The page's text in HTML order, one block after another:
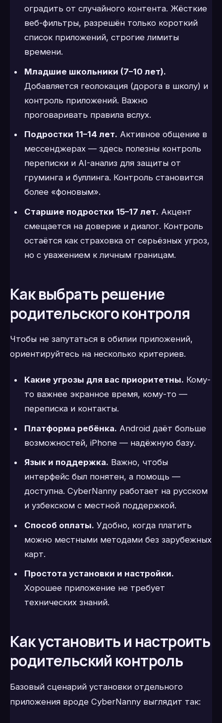
оградить от случайного контента. Жёсткие
веб-фильтры, разрешён только короткий
список приложений, строгие лимиты
времени.
Младшие школьники (7–10 лет).
Добавляется геолокация (дорога в школу) и
контроль приложений. Важно
проговаривать правила вслух.
Подростки 11–14 лет. Активное общение в
мессенджерах — здесь полезны контроль
переписки и AI-анализ для защиты от
груминга и буллинга. Контроль становится
более «фоновым».
Старшие подростки 15–17 лет. Акцент
смещается на доверие и диалог. Контроль
остаётся как страховка от серьёзных угроз,
но с уважением к личным границам.
Как выбрать решение
родительского контроля
Чтобы не запутаться в обилии приложений,
ориентируйтесь на несколько критериев.
Какие угрозы для вас приоритетны. Кому-
то важнее экранное время, кому-то —
переписка и контакты.
Платформа ребёнка. Android даёт больше
возможностей, iPhone — надёжную базу.
Язык и поддержка. Важно, чтобы
интерфейс был понятен, а помощь —
доступна. CyberNanny работает на русском
и узбекском с местной поддержкой.
Способ оплаты. Удобно, когда платить
можно местными методами без зарубежных
карт.
Простота установки и настройки.
Хорошее приложение не требует
технических знаний.
Как установить и настроить
родительский контроль
Базовый сценарий установки отдельного
приложения вроде CyberNanny выглядит так: